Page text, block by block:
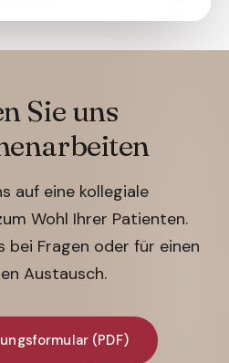
Sie uns
auf eine kollegiale
Wohl Ihrer Patienten.
bei Fragen oder für einen
Austausch.
(PDF)